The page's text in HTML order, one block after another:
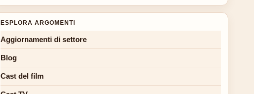
ESPLORA ARGOMENTI
Aggiornamenti di settore
Blog
Cast del film